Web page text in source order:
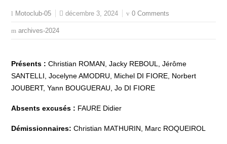
Motoclub-05 décembre 3, 2024 0 Comments
archives-2024
Présents : Christian ROMAN, Jacky REBOUL, Jérôme
SANTELLI, Jocelyne AMODRU, Michel DI FIORE, Norbert
JOUBERT, Yann BOUGUERAU, Jo DI FIORE
Absents excusés : FAURE Didier
Démissionnaires:Christian MATHURIN, Marc ROQUEIROL